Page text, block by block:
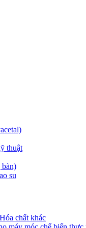
thuật
su
chất khác